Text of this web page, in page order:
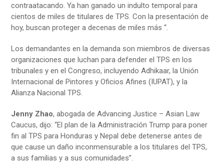
contraatacando. Ya han ganado un indulto temporal para
cientos de miles de titulares de TPS. Con la presentación de
hoy, buscan proteger a decenas de miles más “.
Los demandantes en la demanda son miembros de diversas
organizaciones que luchan para defender el TPS en los
tribunales y en el Congreso, incluyendo Adhikaar, la Unión
Internacional de Pintores y Oficios Afines (IUPAT), y la
Alianza Nacional TPS.
Jenny Zhao, abogada de Advancing Justice – Asian Law
Caucus, dijo: “El plan de la Administración Trump para poner
fin al TPS para Honduras y Nepal debe detenerse antes de
que cause un daño inconmensurable a los titulares del TPS,
a sus familias y a sus comunidades”.